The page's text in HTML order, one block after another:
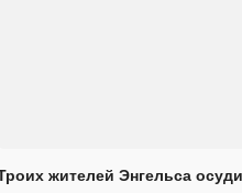
жителей Энгельса